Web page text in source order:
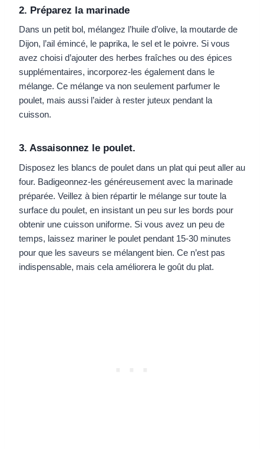
2. Préparez la marinade
Dans un petit bol, mélangez l’huile d’olive, la moutarde de
Dijon, l’ail émincé, le paprika, le sel et le poivre. Si vous
avez choisi d’ajouter des herbes fraîches ou des épices
supplémentaires, incorporez-les également dans le
mélange. Ce mélange va non seulement parfumer le
poulet, mais aussi l’aider à rester juteux pendant la
cuisson.
3. Assaisonnez le poulet.
Disposez les blancs de poulet dans un plat qui peut aller au
four. Badigeonnez-les généreusement avec la marinade
préparée. Veillez à bien répartir le mélange sur toute la
surface du poulet, en insistant un peu sur les bords pour
obtenir une cuisson uniforme. Si vous avez un peu de
temps, laissez mariner le poulet pendant 15-30 minutes
pour que les saveurs se mélangent bien. Ce n’est pas
indispensable, mais cela améliorera le goût du plat.